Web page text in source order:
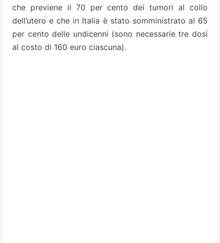
che previene il 70 per cento dei tumori al collo
dell’utero e che in Italia è stato somministrato al 65
per cento delle undicenni (sono necessarie tre dosi
al costo di 160 euro ciascuna).